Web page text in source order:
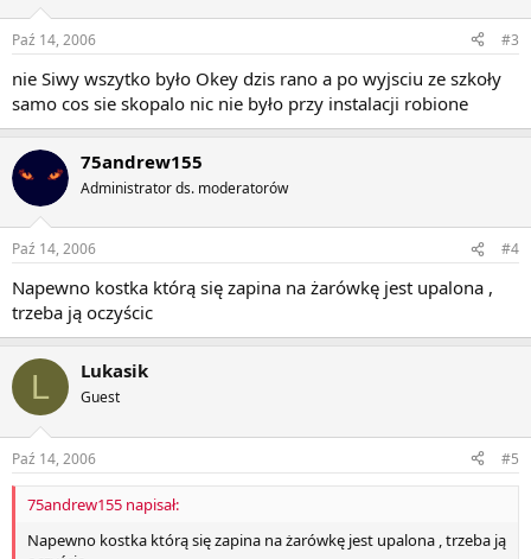
Paź 14, 2006 #3
nie Siwy wszytko było Okey dzis rano a po wyjsciu ze szkoły
samo cos sie skopalo nic nie było przy instalacji robione
75andrew155
Administrator ds. moderatorów
Paź 14, 2006 #4
Napewno kostka którą się zapina na żarówkę jest upalona ,
trzeba ją oczyścic
L Lukasik
Guest
Paź 14, 2006 #5
75andrew155 napisał:
Napewno kostka którą się zapina na żarówkę jest upalona , trzeba ją